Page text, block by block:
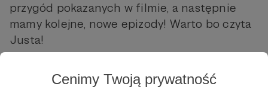
Cenimy Twoją prywatność
przygód pokazanych w filmie, a następnie
mamy kolejne, nowe epizody! Warto bo czyta
Justa!